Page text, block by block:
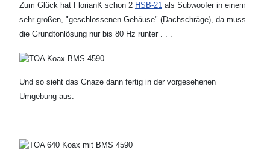
Zum Glück hat FlorianK schon 2 HSB-21 als Subwoofer in einem
sehr großen, "geschlossenen Gehäuse" (Dachschräge), da muss
die Grundtonlösung nur bis 80 Hz runter . . .
Und so sieht das Gnaze dann fertig in der vorgesehenen
Umgebung aus.